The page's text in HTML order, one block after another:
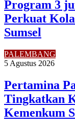
Program 3
Perkuat
Sumsel
PALEMBANG
5 Agustus 2026
Pertamina
Tingkatkan
Kemenkum